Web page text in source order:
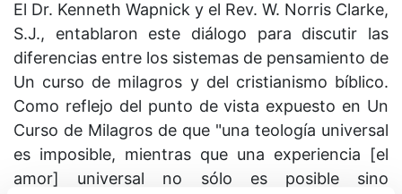
El Dr. Kenneth Wapnick y el Rev. W. Norris Clarke,
S.J., entablaron este diálogo para discutir las
diferencias entre los sistemas de pensamiento de
Un curso de milagros y del cristianismo bíblico.
Como reflejo del punto de vista expuesto en Un
Curso de Milagros de que "una teología universal
es imposible, mientras que una experiencia [el
amor] universal no sólo es posible sino